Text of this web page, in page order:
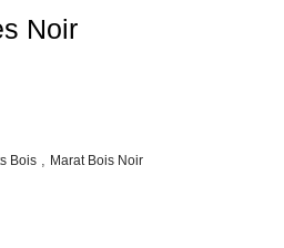
Noir
Bois Marat Bois Noir